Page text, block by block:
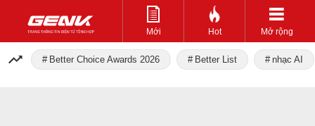
Mới Hot Mở rộng
Better Choice Awards 2026 Better List nhạc AI